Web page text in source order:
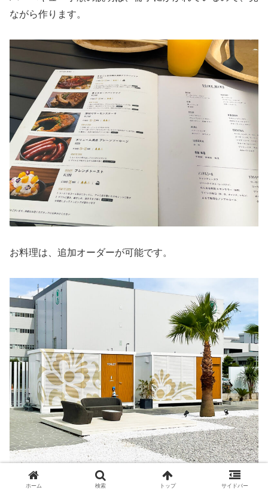
ながら作ります。
お料理は、追加オーダーが可能です。
レストルームも屋外と、建物内に完備されていて、安心で
ホーム 検索 トップ サイドバー